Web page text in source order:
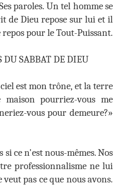
paroles. Un tel homme se
de Dieu repose sur lui et il
pour le Tout-Puissant.
DU SABBAT DE DIEU
est mon trône, et la terre
maison pourriez-vous me
vous pour demeure?»
ce n'est nous-mêmes. Nos
professionnalisme ne lui
pas ce que nous avons.